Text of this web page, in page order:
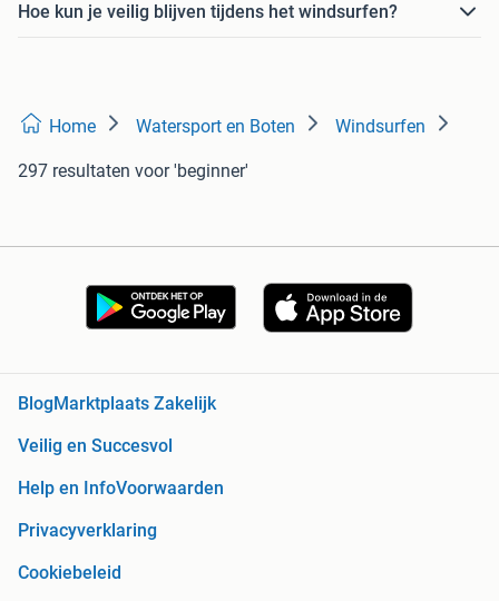
Hoe kun je veilig blijven tijdens het windsurfen?
Home Watersport en Boten Windsurfen
297 resultaten voor 'beginner'
BlogMarktplaats Zakelijk
Veilig en Succesvol
Help en InfoVoorwaarden
Privacyverklaring
Cookiebeleid